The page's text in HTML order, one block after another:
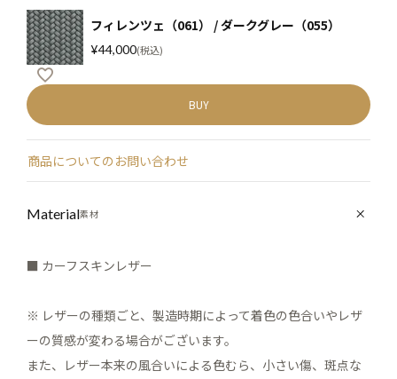
フィレンツェ（061） / ダークグレー（055）
¥44,000 税込
BUY
商品についてのお問い合わせ
Material素材
■ カーフスキンレザー
※ レザーの種類ごと、製造時期によって着色の色合いやレザ
ーの質感が変わる場合がございます。
また、レザー本来の風合いによる色むら、小さい傷、斑点な